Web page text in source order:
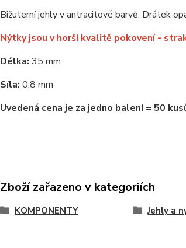
Bižuterní jehly v antracitové barvě. Drátek
Nýtky jsou v horší kvalitě pokovení -
Délka: 35 mm
Síla: 0,8 mm
Uvedená cena je za jedno balení = 50
Zboží zařazeno v kategoriích
KOMPONENTY Jehly a